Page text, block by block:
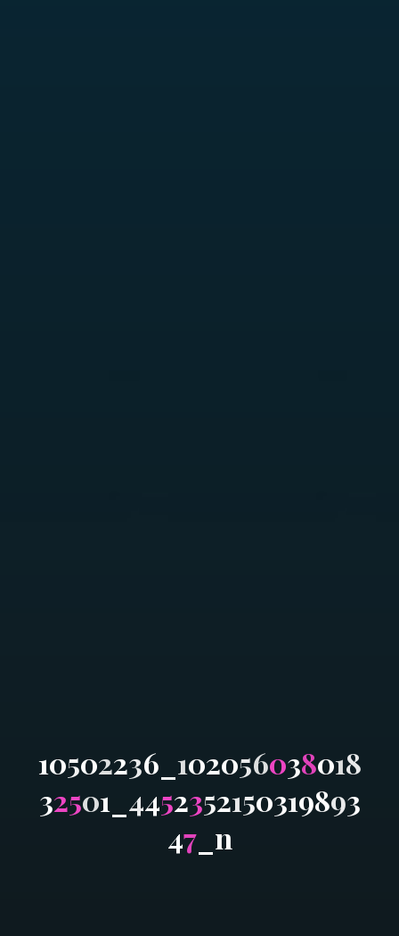
10502236 102056038018
32501 4452352150319893
47_ n